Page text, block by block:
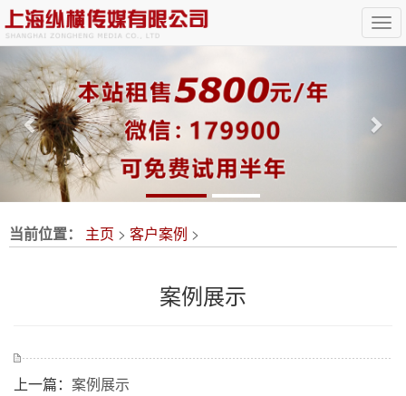
Previous
当前位置： 主页 > 客户案例 >
案例展示
上一篇： 案例展示